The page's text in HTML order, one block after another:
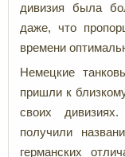
дивизия была
даже, что
времени
Немецкие
пришли к
своих
получили
германских